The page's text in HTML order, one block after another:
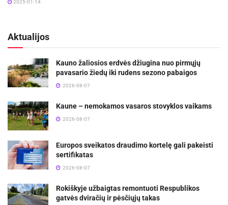
2025-01-14
Aktualijos
Kauno žaliosios erdvės džiugina nuo pirmųjų
pavasario žiedų iki rudens sezono pabaigos
2026-08-07
Kaune – nemokamos vasaros stovyklos vaikams
2026-08-07
Europos sveikatos draudimo kortelę gali pakeisti
sertifikatas
2026-08-07
Rokiškyje užbaigtas remontuoti Respublikos
gatvės dviračių ir pėsčiųjų takas